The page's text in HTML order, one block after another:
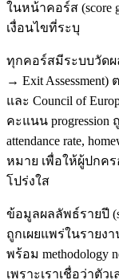
ในหน้าคอร์ส (score
เงื่อนไขที่ระบุ
ทุกคอร์สมีระบบวัดผล
→ Exit
และ Council of
คะแนน
attendance rate,
หมาย เพื่อให้ผู้ปกค
โปร่งใส
ข้อมูลผลลัพธ์รายปี
ถูกเผยแพร่ในรายงา
พร้อม
เพราะเราเชื่อว่าตั